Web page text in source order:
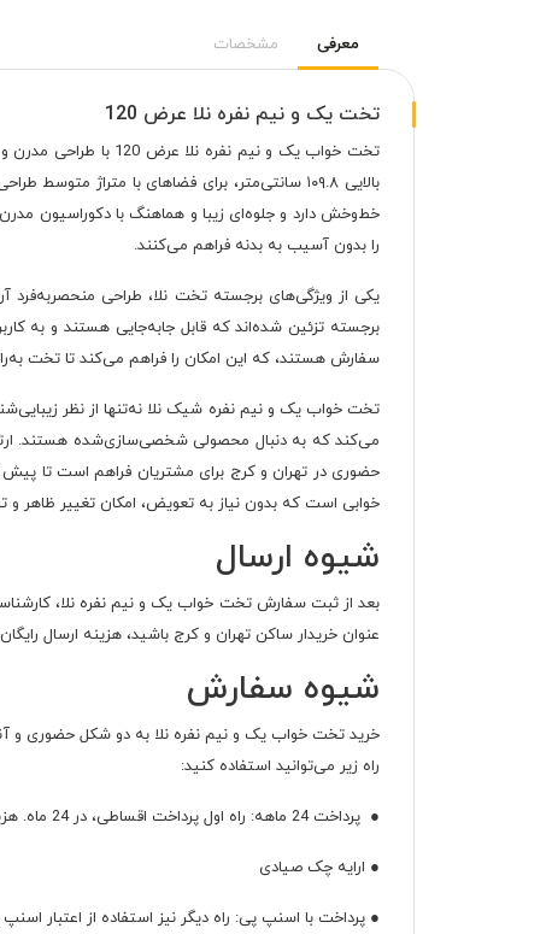
معرفی مشخصات
تخت یک و نیم نفره نلا عرض 120
را بدون آسیب به بدنه فراهم می‌کنند.
یکی از ویژگی‌های برجسته تخت نلا، طراحی
برجسته تزئین شده‌اند که قابل جابه‌جایی هستند و به
سفارش هستند، که این امکان را فراهم می‌کند تا تخت
تخت خواب یک و نیم نفره شیک نلا نه‌تنها از نظر
حضوری در تهران و کرج برای مشتریان فراهم است تا پیش
خوابی است که بدون نیاز به تعویض، امکان تغییر ظاهر و
شیوه ارسال
بعد از ثبت سفارش تخت خواب یک و نیم نفره نلا،
عنوان خریدار ساکن تهران و کرج باشید، هزینه ارسال
شیوه سفارش
خرید تخت خواب یک و نیم نفره نلا به دو شکل حضوری و
راه زیر می‌توانید استفاده کنید:
● پرداخت 24 ماهه: راه اول پرداخت اقساطی، در 24 ماه. هزینه پایانی توسط کارشناسان ما محاسبه و خبر داده می‌شود.
● ارایه چک صیادی
● پرداخت با اسنپ پی: راه دیگر نیز استفاده از اعتبار